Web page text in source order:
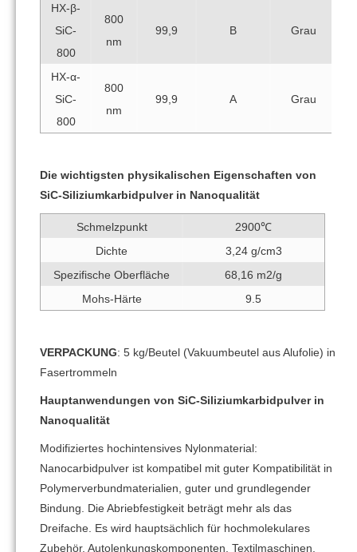
HX-β-
SiC-
800
800
nm
99,9 B Grau
HX-α-
SiC-
800
800
nm
99,9 A Grau
Die wichtigsten physikalischen Eigenschaften von
SiC-Siliziumkarbidpulver in Nanoqualität
Schmelzpunkt
2900℃
Dichte
3,24 g/cm3
Spezifische Oberfläche
68,16 m2/g
Mohs-Härte
9.5
VERPACKUNG: 5 kg/Beutel (Vakuumbeutel aus Alufolie) in
Fasertrommeln
Hauptanwendungen von SiC-Siliziumkarbidpulver in
Nanoqualität
Modifiziertes hochintensives Nylonmaterial:
Nanocarbidpulver ist kompatibel mit guter Kompatibilität in
Polymerverbundmaterialien, guter und grundlegender
Bindung. Die Abriebfestigkeit beträgt mehr als das
Dreifache. Es wird hauptsächlich für hochmolekulares
Zubehör, Autolenkungskomponenten, Textilmaschinen,